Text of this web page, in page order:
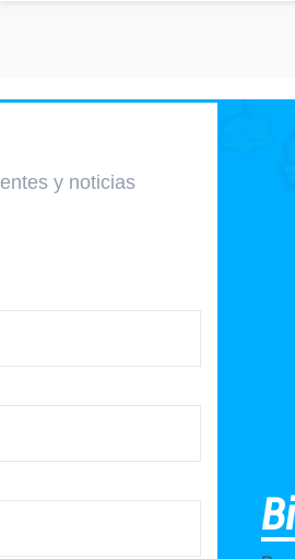
y noticias